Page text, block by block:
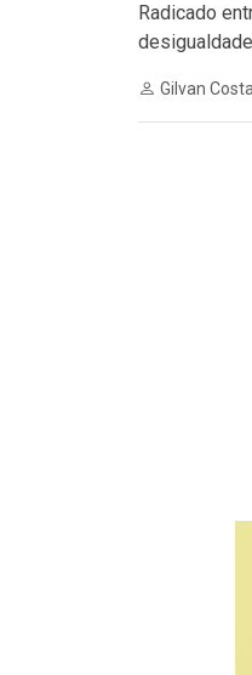
Radicado
Gilvan Costa